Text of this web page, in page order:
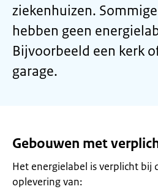
ziekenhuizen.
hebben geen
Bijvoorbeeld een kerk
garage.
Gebouwen met
Het energielabel is verplicht bij
oplevering van: